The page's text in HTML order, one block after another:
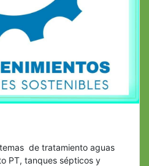
de tratamiento aguas
PT, tanques sépticos y